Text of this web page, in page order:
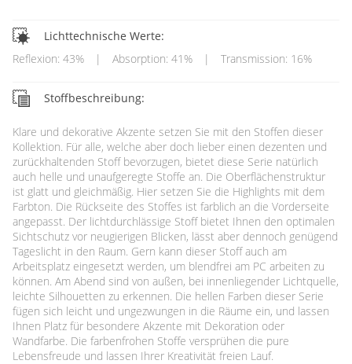
Lichttechnische Werte:
Reflexion: 43%
| Absorption: 41% | Transmission: 16%
Stoffbeschreibung:
Klare und dekorative Akzente setzen Sie mit den Stoffen dieser
Kollektion. Für alle, welche aber doch lieber einen dezenten und
zurückhaltenden Stoff bevorzugen, bietet diese Serie natürlich
auch helle und unaufgeregte Stoffe an. Die Oberflächenstruktur
ist glatt und gleichmäßig. Hier setzen Sie die Highlights mit dem
Farbton. Die Rückseite des Stoffes ist farblich an die Vorderseite
angepasst. Der lichtdurchlässige Stoff bietet Ihnen den optimalen
Sichtschutz vor neugierigen Blicken, lässt aber dennoch genügend
Tageslicht in den Raum. Gern kann dieser Stoff auch am
Arbeitsplatz eingesetzt werden, um blendfrei am PC arbeiten zu
können. Am Abend sind von außen, bei innenliegender Lichtquelle,
leichte Silhouetten zu erkennen. Die hellen Farben dieser Serie
fügen sich leicht und ungezwungen in die Räume ein, und lassen
Ihnen Platz für besondere Akzente mit Dekoration oder
Wandfarbe. Die farbenfrohen Stoffe versprühen die pure
Lebensfreude und lassen Ihrer Kreativität freien Lauf.